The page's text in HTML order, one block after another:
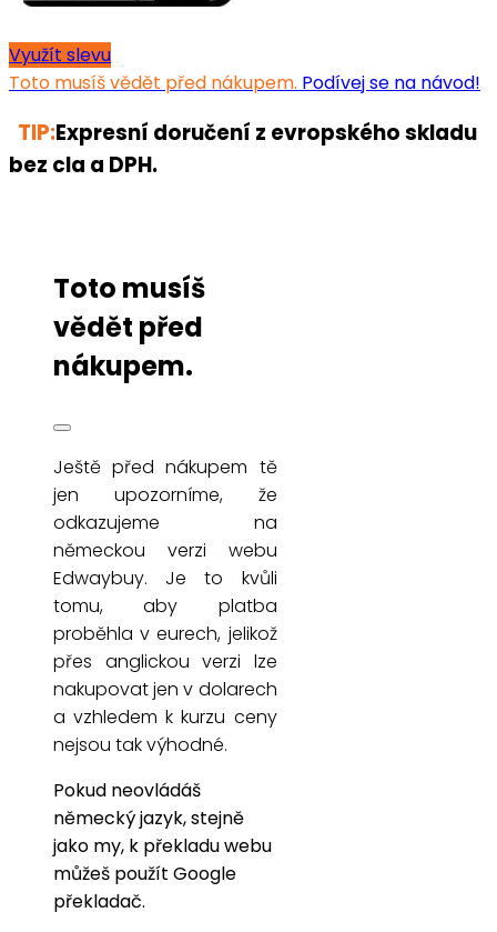
Využít slevu
Toto musíš vědět před nákupem. Podívej se na návod!
TIP:Expresní doručení z evropského skladu
bez cla a DPH.
Toto musíš
vědět před
nákupem.
Ještě před nákupem tě
jen upozorníme, že
odkazujeme na
německou verzi webu
Edwaybuy. Je to kvůli
tomu, aby platba
proběhla v eurech, jelikož
přes anglickou verzi lze
nakupovat jen v dolarech
a vzhledem k kurzu ceny
nejsou tak výhodné.
Pokud neovládáš
německý jazyk, stejně
jako my, k překladu webu
můžeš použít Google
překladač.